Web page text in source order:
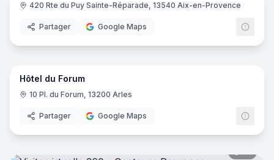
Supermarché
420 Rte du Puy Sainte-Réparade, 13540 Aix-en-Provence
Partager Google Maps
Hôtel
16
Hôtel du Forum
10 Pl. du Forum, 13200 Arles
Partager Google Maps